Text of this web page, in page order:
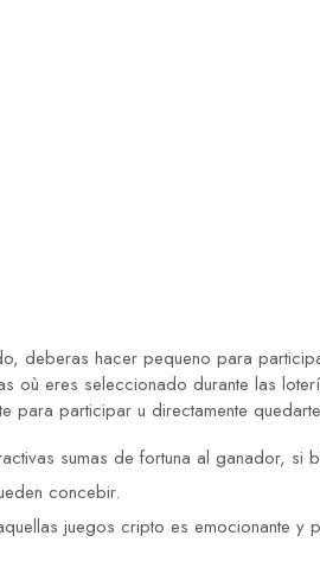
deberas hacer pequeno para
eres seleccionado durante las
participar u directamente
sumas de fortuna al ganador, si
concebir.
juegos cripto es emocionante y